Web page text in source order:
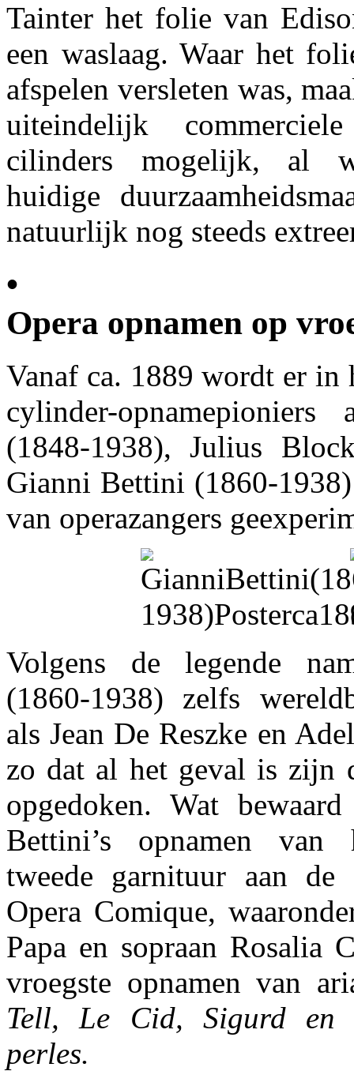
Tainter het folie van
een waslaag. Waar het
afspelen versleten was,
uiteindelijk
cilinders mogelijk, al
huidige
natuurlijk nog steeds
•
Opera opnamen op
Vanaf ca. 1889 wordt er in
cylinder-
(1848-1938), Julius
Gianni Bettini (1860-
van operazangers
Volgens de legende
(1860-1938) zelfs
als Jean De Reszke en
zo dat al het geval is zijn
opgedoken. Wat
Bettini’s opnamen van
tweede garnituur aan de
Opera Comique,
Papa en sopraan Rosalia
vroegste opnamen van
Tell, Le Cid, Sigurd en
perles.